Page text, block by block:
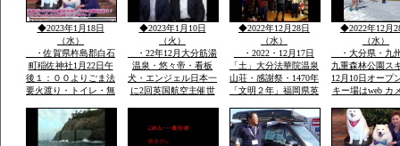
ー場ママと遊べる子供
専用広場・名物天空の
花火
海老・身が動いた刺
身・焼き物・おいしか
つた
る天気よく多数参加さ
れました
◆2023年1月18日
（水）
・佐賀県杵島郡白石
町稲佐神社1月22日午
後１：００よりごま法
要火渡り・トイレ・無
大分県九重森林公園ス
キー場・日本一夢大吊
橋・ラムサール湿原坊
◆2023年1月10日
（火）
・22年12月大分筋湯
温泉・悠々帝・看板
犬・エンジェル日本一
に2回英国航空主催世
ｓ://chinanews.jp・中
国経済新聞web版日本
◆2022年12月28日
（水）
・2022・12月17日
「土」大分法華院温泉
山荘・感謝祭・1470年
「文明２年」福岡県英
「現」弘蔵岳久・自然
を守り・九州最高所天
然温泉・場内には観音
◆2022年12月
（水）
・大分県・九
九重森林公園ス
12月10日オープ
キー場はweb カ
岡市からスキー
バスＯＫ・JR
豊後森駅前・高